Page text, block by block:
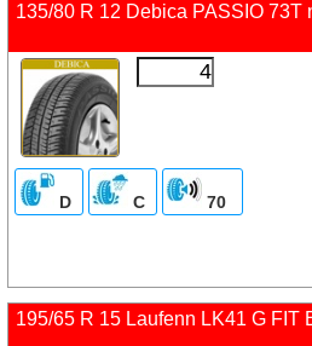
135/80 R 12 Debica PASSIO 73T
D C 70
195/65 R 15 Laufenn LK41 G FIT